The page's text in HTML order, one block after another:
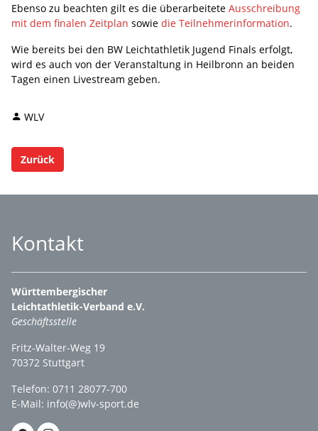
Ebenso zu beachten gilt es die überarbeitete Ausschreibung
mit dem finalen Zeitplan sowie die Teilnehmerinformation.
Wie bereits bei den BW Leichtathletik Jugend Finals erfolgt,
wird es auch von der Veranstaltung in Heilbronn an beiden
Tagen einen Livestream geben.
WLV
Zurück
Kontakt
Württembergischer
Leichtathletik-Verband e.V.
Geschäftsstelle
Fritz-Walter-Weg 19
70372 Stuttgart
Telefon: 0711 28077-700
E-Mail: info(@)wlv-sport.de